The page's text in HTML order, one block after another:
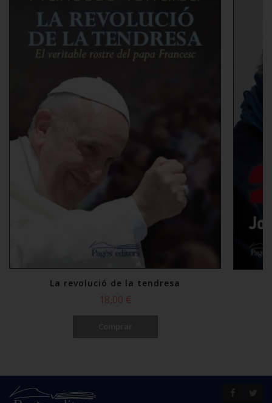
La revolució de la tendresa
18,00 €